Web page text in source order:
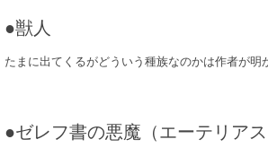
●獣人
たまに出てくるがどういう種族なのかは作者が明
●ゼレフ書の悪魔（エーテリアス